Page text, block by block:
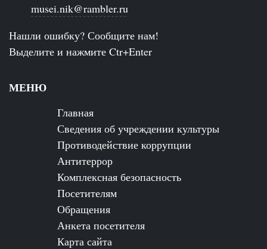
musei.nik@rambler.ru
Нашли ошибку? Сообщите нам!
Выделите и нажмите Ctr+Enter
МЕНЮ
Главная
Сведения об учреждении культуры
Противодействие коррупции
Антитеррор
Комплексная безопасность
Посетителям
Обращения
Анкета посетителя
Карта сайта